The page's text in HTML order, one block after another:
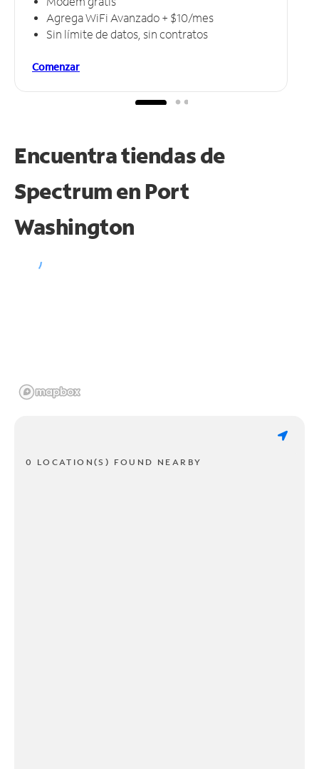
Agrega WiFi Avanzado + $10/mes
Sin límite de datos, sin contratos
Comenzar
Encuentra tiendas de
Spectrum en Port
Washington
0 LOCATION(S) FOUND NEARBY